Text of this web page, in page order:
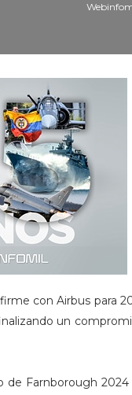
con Airbus para
un
de Farnborough